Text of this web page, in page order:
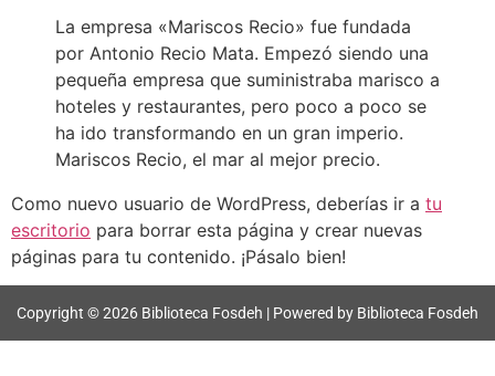
La empresa «Mariscos Recio» fue fundada
por Antonio Recio Mata. Empezó siendo una
pequeña empresa que suministraba marisco a
hoteles y restaurantes, pero poco a poco se
ha ido transformando en un gran imperio.
Mariscos Recio, el mar al mejor precio.
Como nuevo usuario de WordPress, deberías ir a tu
escritorio para borrar esta página y crear nuevas
páginas para tu contenido. ¡Pásalo bien!
Copyright © 2026 Biblioteca Fosdeh | Powered by Biblioteca Fosdeh